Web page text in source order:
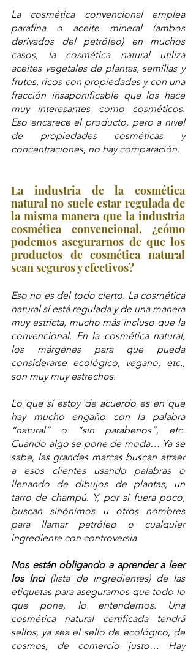
La cosmética convencional emplea
parafina o aceite mineral (ambos
derivados del petróleo) en muchos
casos, la cosmética natural utiliza
aceites vegetales de plantas, semillas y
frutos, ricos con propiedades y con una
fracción insaponificable que los hace
muy interesantes como cosméticos.
Eso encarece el producto, pero a nivel
de propiedades cosméticas y
concentraciones, no hay comparación.
La industria de la cosmética
natural no suele estar regulada de
la misma manera que la industria
cosmética convencional, ¿cómo
podemos asegurarnos de que los
productos de cosmética natural
sean seguros y efectivos?
Eso no es del todo cierto. La cosmética
natural sí está regulada y de una manera
muy estricta, mucho más incluso que la
convencional. En la cosmética natural,
los márgenes para que pueda
considerarse ecológico, vegano, etc.,
son muy muy estrechos.
Lo que sí estoy de acuerdo es en que
hay mucho engaño con la palabra
“natural” o “sin parabenos”, etc.
Cuando algo se pone de moda… Ya se
sabe, las grandes marcas buscan atraer
a esos clientes usando palabras o
llenando de dibujos de plantas, un
tarro de champú. Y, por si fuera poco,
buscan sinónimos u otros nombres
para llamar petróleo o cualquier
ingrediente con controversia.
Nos están obligando a aprender a leer
los Inci (lista de ingredientes) de las
etiquetas para asegurarnos que todo lo
que pone, lo entendemos. Una
cosmética natural certificada tendrá
sellos, ya sea el sello de ecológico, de
cosmos, de comercio justo… Hay